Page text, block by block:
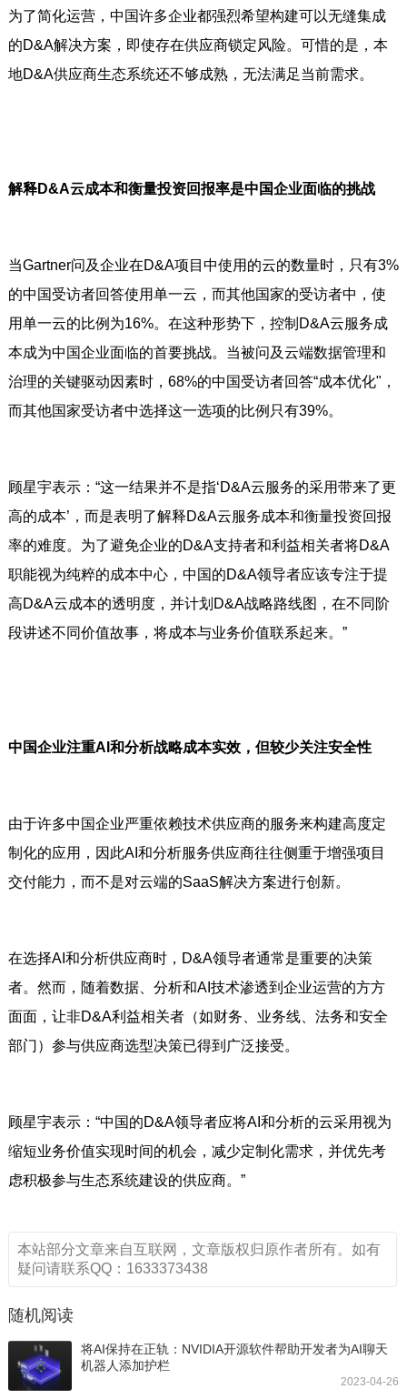
为了简化运营，中国许多企业都强烈希望构建可以无缝集成
的D&A解决方案，即使存在供应商锁定风险。可惜的是，本
地D&A供应商生态系统还不够成熟，无法满足当前需求。
解释D&A云成本和衡量投资回报率是中国企业面临的挑战
当Gartner问及企业在D&A项目中使用的云的数量时，只有3%
的中国受访者回答使用单一云，而其他国家的受访者中，使
用单一云的比例为16%。在这种形势下，控制D&A云服务成
本成为中国企业面临的首要挑战。当被问及云端数据管理和
治理的关键驱动因素时，68%的中国受访者回答“成本优化"，
而其他国家受访者中选择这一选项的比例只有39%。
顾星宇表示：“这一结果并不是指‘D&A云服务的采用带来了更
高的成本’，而是表明了解释D&A云服务成本和衡量投资回报
率的难度。为了避免企业的D&A支持者和利益相关者将D&A
职能视为纯粹的成本中心，中国的D&A领导者应该专注于提
高D&A云成本的透明度，并计划D&A战略路线图，在不同阶
段讲述不同价值故事，将成本与业务价值联系起来。”
中国企业注重AI和分析战略成本实效，但较少关注安全性
由于许多中国企业严重依赖技术供应商的服务来构建高度定
制化的应用，因此AI和分析服务供应商往往侧重于增强项目
交付能力，而不是对云端的SaaS解决方案进行创新。
在选择AI和分析供应商时，D&A领导者通常是重要的决策
者。然而，随着数据、分析和AI技术渗透到企业运营的方方
面面，让非D&A利益相关者（如财务、业务线、法务和安全
部门）参与供应商选型决策已得到广泛接受。
顾星宇表示：“中国的D&A领导者应将AI和分析的云采用视为
缩短业务价值实现时间的机会，减少定制化需求，并优先考
虑积极参与生态系统建设的供应商。”
本站部分文章来自互联网，文章版权归原作者所有。如有
疑问请联系QQ：1633373438
随机阅读
将AI保持在正轨：NVIDIA开源软件帮助开发者为AI聊天
机器人添加护栏
2023-04-26